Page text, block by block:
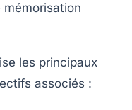
mémorisation
les principaux
associés :